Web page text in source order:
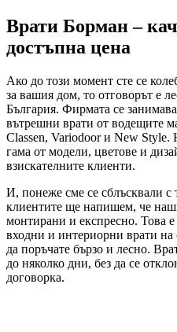
Врати Борман –
достъпна цена
Ако до този момент сте се
за вашия дом, то отговорът е
България. Фирмата се
вътрешни врати от водещите
Classen, Variodoor и New Style.
гама от модели, цветове и
взискателните клиенти.
И, понеже сме се сблъсквали с
клиентите ще напишем, че
монтирани и експресно. Това е
входни и интериорни врати
да поръчате бързо и лесно.
до няколко дни, без да се
договорка.